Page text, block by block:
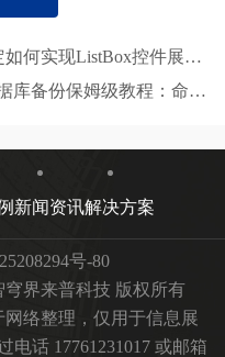
控件展示？-智穹界来普科技
下一篇 : MySQL与PostgreSQL数据库备份保姆级教程：命令行实操全解析
新闻资讯解决方案
号-80
界来普科技 版权所有
络整理，仅用于信息展
话 17761231017 或邮箱